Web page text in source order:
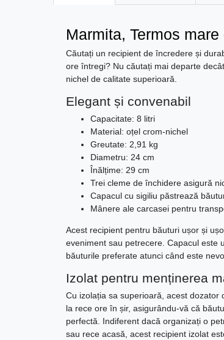
Marmita, Termos
Căutați un recipient de încredere și
ore întregi? Nu căutați mai departe
nichel de calitate superioară.
Elegant și convenabil
Capacitate: 8 litri
Material: oțel crom-nichel
Greutate: 2,91 kg
Diametru: 24 cm
Înălțime: 29 cm
Trei cleme de închidere asigură
Capacul cu sigiliu păstrează
Mânere ale carcasei pentru
Acest recipient pentru băuturi ușor și
eveniment sau petrecere. Capacul este
băuturile preferate atunci când este
Izolat pentru menținerea
Cu izolația sa superioară, acest
la rece ore în șir, asigurându-vă că
perfectă. Indiferent dacă organizați o
sau rece acasă, acest recipient izolat